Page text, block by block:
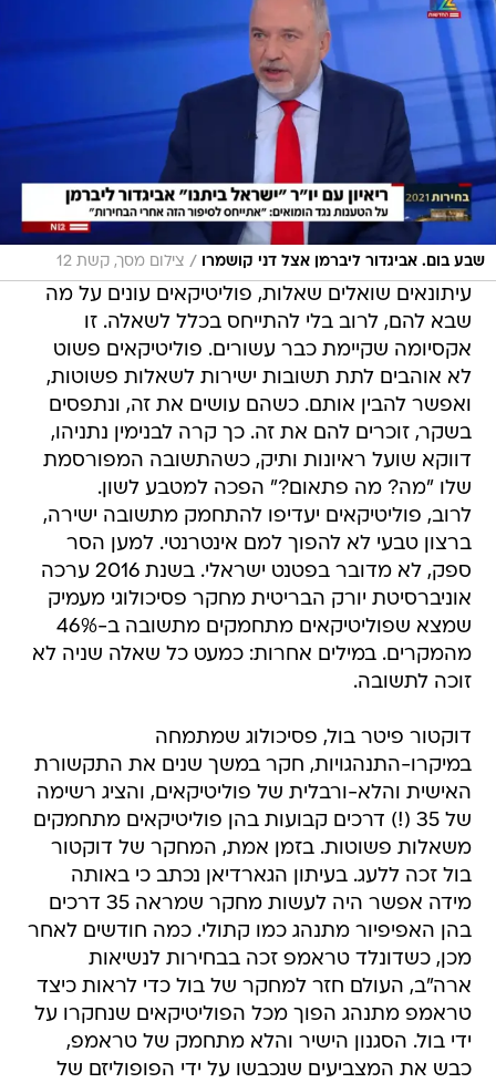
שבע בום. אביגדור ליברמן אצל דני קושמרו / צילום מסך, קשת 12
עיתונאים שואלים שאלות, פוליטיקאים עונים על מה
שבא להם, לרוב בלי להתייחס בכלל לשאלה. זו
אקסיומה שקיימת כבר עשורים. פוליטיקאים פשוט
לא אוהבים לתת תשובות ישירות לשאלות פשוטות,
ואפשר להבין אותם. כשהם עושים את זה, ונתפסים
בשקר, זוכרים להם את זה. כך קרה לבנימין נתניהו,
דווקא שועל ראיונות ותיק, כשהתשובה המפורסמת
שלו "מה? מה פתאום?" הפכה למטבע לשון.
לרוב, פוליטיקאים יעדיפו להתחמק מתשובה ישירה,
ברצון טבעי לא להפוך למם אינטרנטי. למען הסר
ספק, לא מדובר בפטנט ישראלי. בשנת 2016 ערכה
אוניברסיטת יורק הבריטית מחקר פסיכולוגי מעמיק
שמצא שפוליטיקאים מתחמקים מתשובה ב-46%
מהמקרים. במילים אחרות: כמעט כל שאלה שניה לא
זוכה לתשובה.
דוקטור פיטר בול, פסיכולוג שמתמחה
במיקרו-התנהגויות, חקר במשך שנים את התקשורת
האישית והלא-ורבלית של פוליטיקאים, והציג רשימה
של 35 (!) דרכים קבועות בהן פוליטיקאים מתחמקים
משאלות פשוטות. בזמן אמת, המחקר של דוקטור
בול זכה ללעג. בעיתון הגארדיאן נכתב כי באותה
מידה אפשר היה לעשות מחקר שמראה 35 דרכים
בהן האפיפיור מתנהג כמו קתולי. כמה חודשים לאחר
מכן, כשדונלד טראמפ זכה בבחירות לנשיאות
ארה"ב, העולם חזר למחקר של בול כדי לראות כיצד
טראמפ מתנהג הפוך מכל הפוליטיקאים שנחקרו על
ידי בול. הסגנון הישיר והלא מתחמק של טראמפ,
כבש את המצביעים שנכבשו על ידי הפופוליזם של